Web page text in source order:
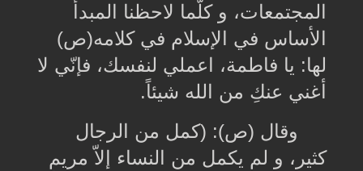
المجتمعات، و كلّما لاحظنا المبدأ
الأساس في الإسلام في كلامه(ص)
لها: يا فاطمة، اعملي لنفسك، فإنّي لا
أغني عنكِ من الله شيئاً.
وقال (ص): (كمل من الرجال
كثير، و لم يكمل من النساء إلاّ مريم